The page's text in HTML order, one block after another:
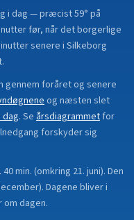
i dag — præcist 59° på
før, når det borgerlige
senere i Silkeborg
gennem foråret og senere
og næsten slet
. Se årsdiagrammetfor
forskyder sig
40 min.(omkring 21. juni). Den
). Dagene bliver i
om dagen.